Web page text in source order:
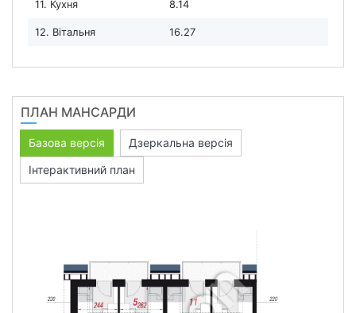
11. Кухня 8.14
12. Вітальня 16.27
ПЛАН МАНСАРДИ
Базова версія
Дзеркальна версія
Інтерактивний план